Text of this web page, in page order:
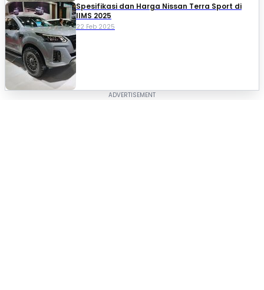
Spesifikasi dan Harga Nissan Terra Sport di
IIMS 2025
22 Feb 2025